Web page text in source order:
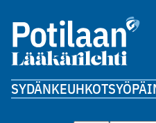
SYDÄNKEUHKOTSYÖPÄ